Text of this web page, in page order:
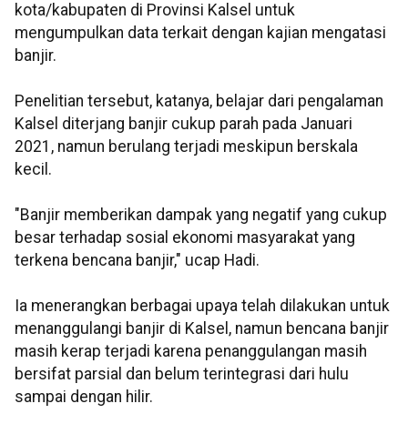
kota/kabupaten di Provinsi Kalsel untuk
mengumpulkan data terkait dengan kajian mengatasi
banjir.
Penelitian tersebut, katanya, belajar dari pengalaman
Kalsel diterjang banjir cukup parah pada Januari
2021, namun berulang terjadi meskipun berskala
kecil.
"Banjir memberikan dampak yang negatif yang cukup
besar terhadap sosial ekonomi masyarakat yang
terkena bencana banjir," ucap Hadi.
Ia menerangkan berbagai upaya telah dilakukan untuk
menanggulangi banjir di Kalsel, namun bencana banjir
masih kerap terjadi karena penanggulangan masih
bersifat parsial dan belum terintegrasi dari hulu
sampai dengan hilir.